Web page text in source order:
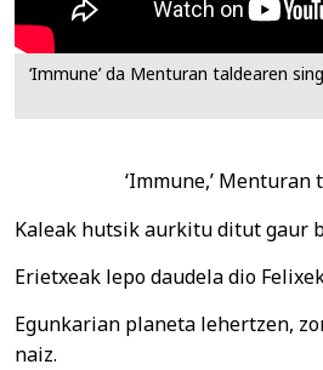
‘Immune’ da Menturan taldearen
‘Immune,’ Menturan
Kaleak hutsik aurkitu ditut gaur
Erietxeak lepo daudela dio
Egunkarian planeta lehertzen,
naiz.